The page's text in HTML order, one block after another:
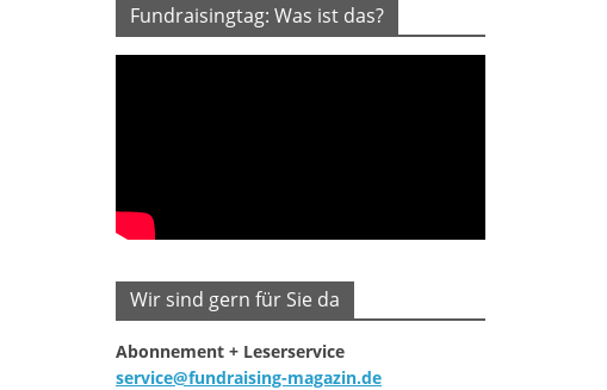
Fundraisingtag: Was ist das?
Wir sind gern für Sie da
Abonnement + Leserservice
service@fundraising-magazin.de